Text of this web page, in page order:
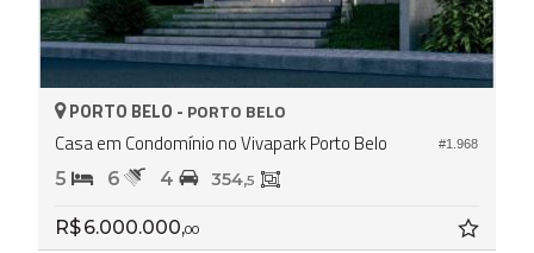
#1.968
PORTO BELO - PORTO BELO
Casa em Condomínio no Vivapark Porto Belo
5 6 4 354,5
R$ 6.000.000,00